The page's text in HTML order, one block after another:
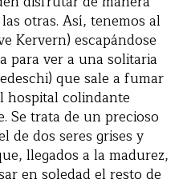
otras. Así, tenemos al
Kervern) escapándose
para ver a una solitaria
que sale a fumar
hospital colindante
Se trata de un precioso
de dos seres grises y
llegados a la madurez,
en soledad el resto de